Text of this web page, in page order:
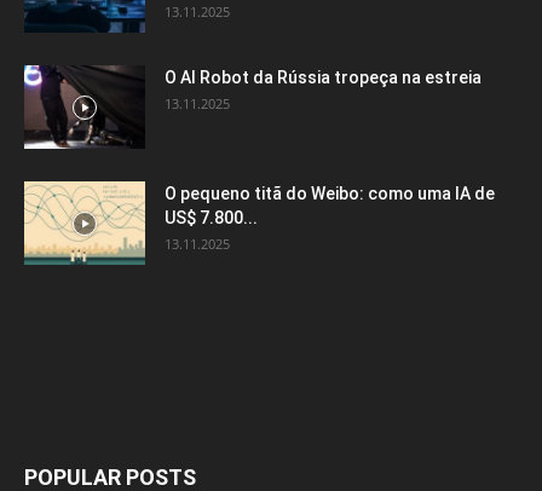
13.11.2025
O AI Robot da Rússia tropeça na estreia
13.11.2025
O pequeno titã do Weibo: como uma IA de
US$ 7.800...
13.11.2025
POPULAR POSTS